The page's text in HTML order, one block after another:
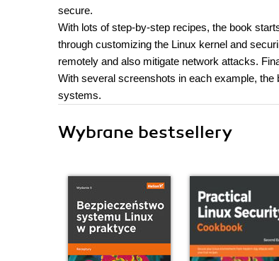
secure.
With lots of step-by-step recipes, the book
through customizing the Linux kernel and
remotely and also mitigate network attacks.
With several screenshots in each example,
systems.
Wybrane bestsellery